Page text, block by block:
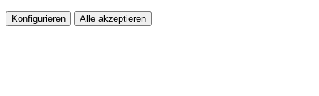
Konfigurieren Alle akzeptieren